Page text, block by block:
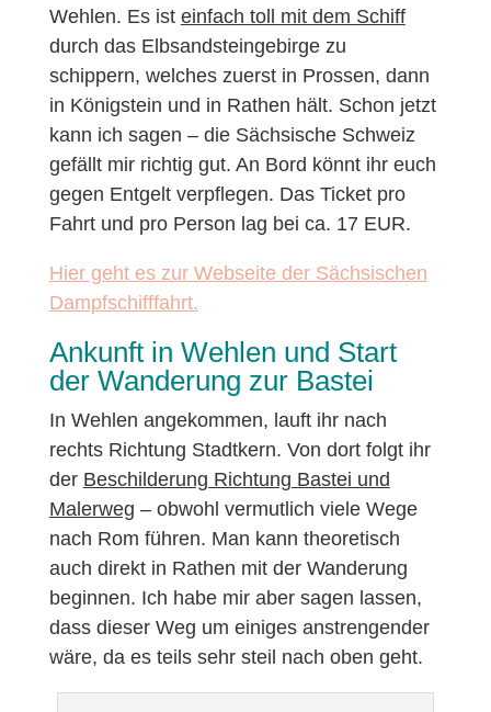
Wehlen. Es ist einfach toll mit dem Schiff
durch das Elbsandsteingebirge zu
schippern, welches zuerst in Prossen, dann
in Königstein und in Rathen hält. Schon jetzt
kann ich sagen – die Sächsische Schweiz
gefällt mir richtig gut. An Bord könnt ihr euch
gegen Entgelt verpflegen. Das Ticket pro
Fahrt und pro Person lag bei ca. 17 EUR.
Hier geht es zur Webseite der Sächsischen
Dampfschifffahrt.
Ankunft in Wehlen und Start
der Wanderung zur Bastei
In Wehlen angekommen, lauft ihr nach
rechts Richtung Stadtkern. Von dort folgt ihr
der Beschilderung Richtung Bastei und
Malerweg – obwohl vermutlich viele Wege
nach Rom führen. Man kann theoretisch
auch direkt in Rathen mit der Wanderung
beginnen. Ich habe mir aber sagen lassen,
dass dieser Weg um einiges anstrengender
wäre, da es teils sehr steil nach oben geht.